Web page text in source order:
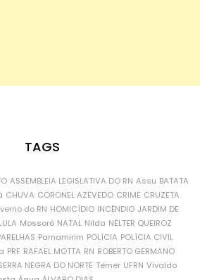
TAGS
ASSEMBLEIA LEGISLATIVA DO RN Assu BATATA
CHUVA CORONEL AZEVEDO CRIME CRUZETA
do RN HOMICÍDIO INCÊNDIO JARDIM DE
LULA Mossoró NATAL Nilda NÉLTER QUEIROZ
Parnamirim POLÍCIA POLÍCIA CIVIL
PRF RAFAEL MOTTA RN ROBERTO GERMANO
NEGRA DO NORTE Temer UFRN Vivaldo